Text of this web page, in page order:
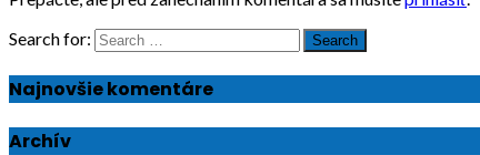
Search for:
Search
Najnovšie komentáre
Archív